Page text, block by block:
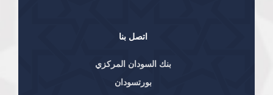
اتصل بنا
بنك السودان المركزي
بورتسودان